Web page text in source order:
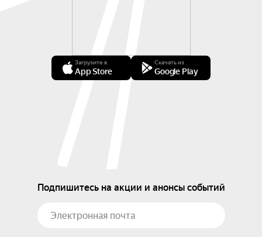
Загрузите в
App Store
Скачать из
Google Play
Подпишитесь на акции и анонсы событий